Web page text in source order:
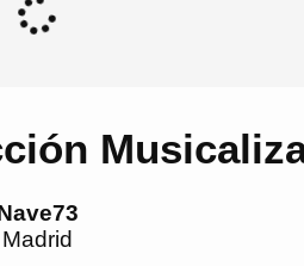
Madrid